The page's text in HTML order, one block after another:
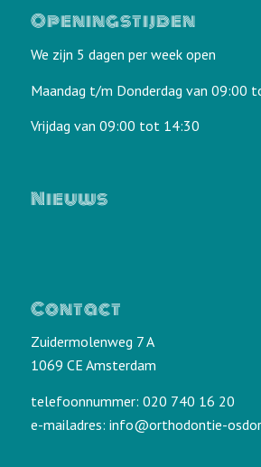
Openingstijden
We zijn 5 dagen per week open
Maandag t/m Donderdag van 09:00
Vrijdag van 09:00 tot 14:30
Nieuws
Contact
Zuidermolenweg 7 A
1069 CE Amsterdam
telefoonnummer: 020 740 16 20
e-mailadres: info@orthodontie-